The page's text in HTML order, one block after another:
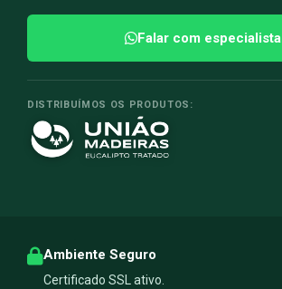
Falar com especialista
DISTRIBUÍMOS OS PRODUTOS:
Ambiente Seguro
Certificado SSL ativo.